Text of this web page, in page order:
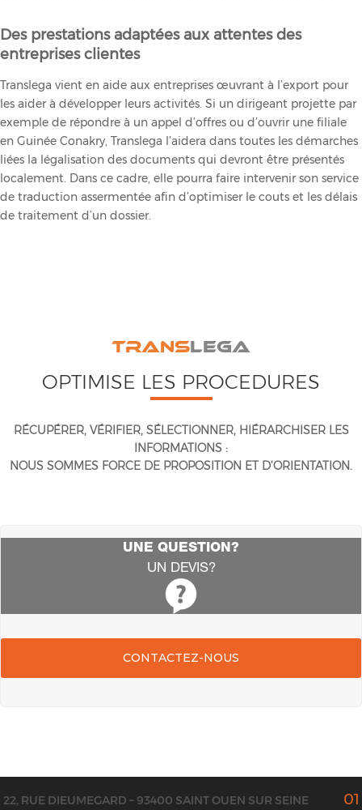
Des prestations adaptées aux attentes des
entreprises clientes
Translega vient en aide aux entreprises œuvrant à l’export pour
les aider à développer leurs activités. Si un dirigeant projette par
exemple de répondre à un appel d’offres ou d’ouvrir une filiale
en Guinée Conakry, Translega l’aidera dans toutes les démarches
liées la légalisation des documents qui devront être présentés
localement. Dans ce cadre, elle pourra faire intervenir son service
de traduction assermentée afin d’optimiser le couts et les délais
de traitement d’un dossier.
TRANSLEGA
OPTIMISE LES PROCEDURES
RÉCUPÉRER, VÉRIFIER, SÉLECTIONNER, HIÉRARCHISER LES
INFORMATIONS :
NOUS SOMMES FORCE DE PROPOSITION ET D’ORIENTATION.
UNE QUESTION?
UN DEVIS?
CONTACTEZ-NOUS
22, RUE DIEUMEGARD – 93400 SAINT OUEN SUR SEINE
01